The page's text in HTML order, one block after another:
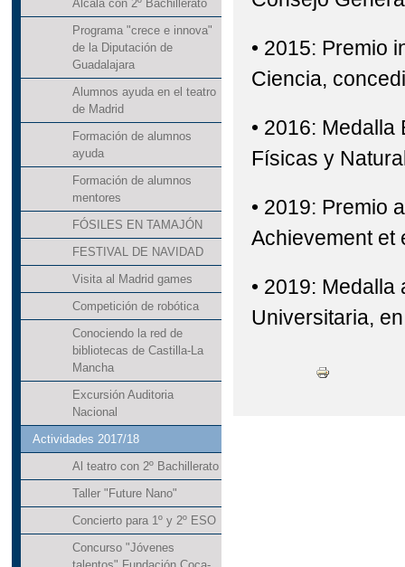
Alcalá con 2º Bachillerato
Programa "crece e innova"
de la Diputación de
Guadalajara
Alumnos ayuda en el teatro
de Madrid
Formación de alumnos
ayuda
Formación de alumnos
mentores
FÓSILES EN TAMAJÓN
FESTIVAL DE NAVIDAD
Visita al Madrid games
Competición de robótica
Conociendo la red de
bibliotecas de Castilla-La
Mancha
Excursión Auditoria
Nacional
Actividades 2017/18
Al teatro con 2º Bachillerato
Taller "Future Nano"
Concierto para 1º y 2º ESO
Concurso "Jóvenes
• 2015: Premio
Ciencia,
• 2016:
Físicas y
• 2019: Premio
Achievement et
• 2019:
Universitaria,